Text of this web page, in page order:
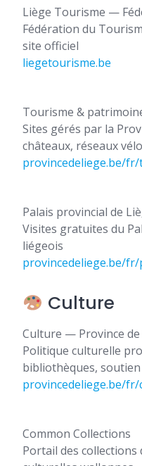
Liège Tourisme —
Fédération du
site officiel
liegetourisme.be
Tourisme &
Sites gérés par la
châteaux, réseaux vélo
provincedeliege.be/
Palais provincial de
Visites gratuites du
liégeois
provincedeliege.be/fr/
Culture
Culture — Province de
Politique culturelle
bibliothèques,
provincedeliege.be/
Common Collections
Portail des